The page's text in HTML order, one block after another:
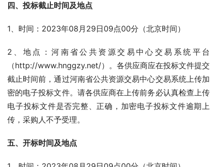
四、投标截止时间及地点
1、时间：2023年08月29日09点00分（北京时间）
2、地点：河南省公共资源交易中心交易系统平台
（http://www.hnggzy.net/）。各供应商应在投标文件提交
截止时间前，通过河南省公共资源交易中心交易系统上传加
密的电子投标文件。请各供应商在上传前务必认真检查上传
电子投标文件是否完整、正确，加密电子投标文件逾期上
传，采购人不予受理。
五、开标时间及地点